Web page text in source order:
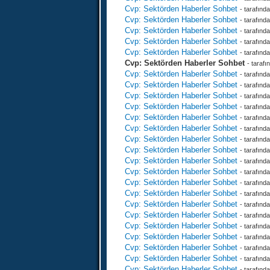
Cvp: Sektörden Haberler Sohbet -
Cvp: Sektörden Haberler Sohbet -
Cvp: Sektörden Haberler Sohbet -
Cvp: Sektörden Haberler Sohbet -
Cvp: Sektörden Haberler Sohbet -
Cvp: Sektörden Haberler Sohbet -
Cvp: Sektörden Haberler Sohbet -
Cvp: Sektörden Haberler Sohbet -
Cvp: Sektörden Haberler Sohbet -
Cvp: Sektörden Haberler Sohbet -
Cvp: Sektörden Haberler Sohbet -
Cvp: Sektörden Haberler Sohbet -
Cvp: Sektörden Haberler Sohbet -
Cvp: Sektörden Haberler Sohbet -
Cvp: Sektörden Haberler Sohbet -
Cvp: Sektörden Haberler Sohbet -
Cvp: Sektörden Haberler Sohbet -
Cvp: Sektörden Haberler Sohbet -
Cvp: Sektörden Haberler Sohbet -
Cvp: Sektörden Haberler Sohbet -
Cvp: Sektörden Haberler Sohbet -
Cvp: Sektörden Haberler Sohbet -
Cvp: Sektörden Haberler Sohbet -
Cvp: Sektörden Haberler Sohbet -